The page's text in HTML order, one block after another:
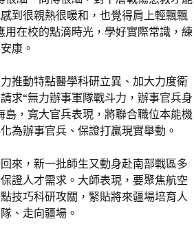
到很親熱很暖和，也覺得肩上輕飄飄
在校的點滴時光，學好實際常識，練
康。
推動特點醫學科研立異、加大力度衛
求“無力辦事軍隊戰斗力，辦事官兵身
島，寬大官兵表現，將聯合職位本能機
為辦事官兵、保證打贏現實舉動。
來，新一批師生又動身赴南部戰區多
證人才需求。大師表現，要聚焦航空
技巧科研攻關，緊貼將來疆場培育人
、走向疆場。